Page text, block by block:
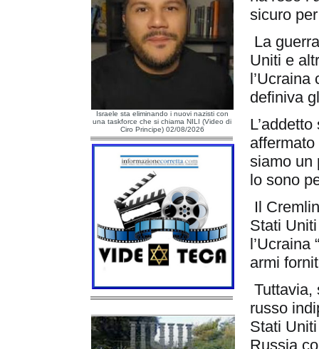
Israele sta eliminando i nuovi nazisti con
una taskforce che si chiama NILI (Video di
Ciro Principe) 02/08/2026
sicuro
La
Uniti e
definiva
siamo un
lo sono
Il
Stati
l’Ucraina
armi
Tuttavia,
russo
Stati
Russia